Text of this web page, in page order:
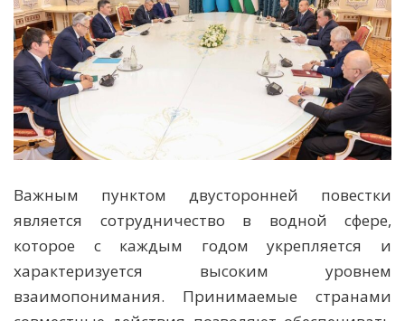
Важным пунктом двусторонней повестки
является сотрудничество в водной сфере,
которое с каждым годом укрепляется и
характеризуется высоким уровнем
взаимопонимания. Принимаемые странами